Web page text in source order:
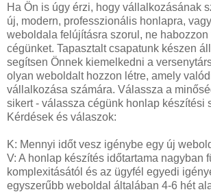
Ha Ön is úgy érzi, hogy vállalkozásának
új, modern, professzionális honlapra,
weboldala felújításra szorul, ne habozzon
cégünket. Tapasztalt csapatunk készen
segítsen Önnek kiemelkedni a
olyan weboldalt hozzon létre, amely
vállalkozása számára. Válassza a
sikert - válassza cégünk honlap készítési
Kérdések és válaszok:
K: Mennyi időt vesz igénybe egy új
V: A honlap készítés időtartama nagyban
komplexitásától és az ügyfél egyedi
egyszerűbb weboldal általában 4-6 hét